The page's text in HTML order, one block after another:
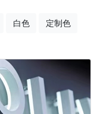
白色 定制色